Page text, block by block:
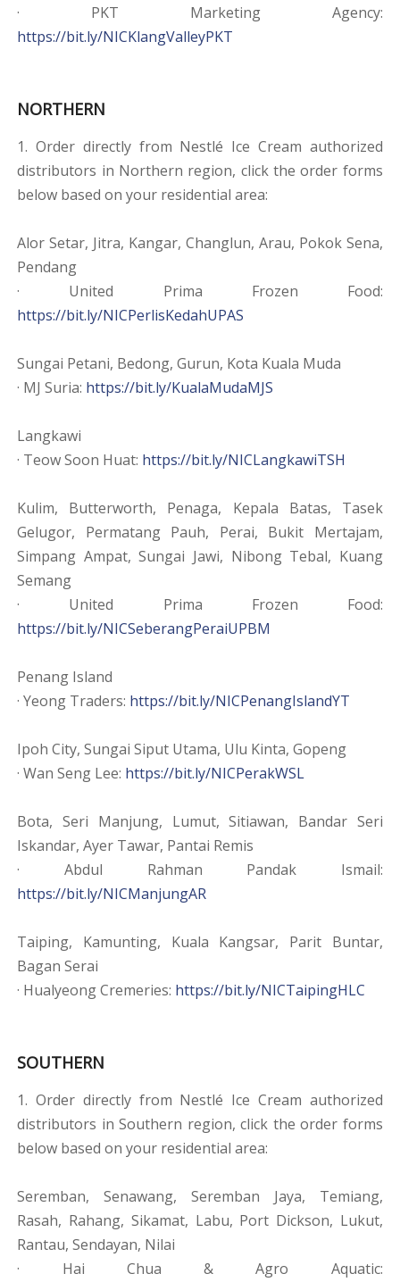
· PKT Marketing Agency:
https://bit.ly/NICKlangValleyPKT
NORTHERN
1. Order directly from Nestlé Ice Cream authorized
distributors in Northern region, click the order forms
below based on your residential area:
Alor Setar, Jitra, Kangar, Changlun, Arau, Pokok Sena,
Pendang
· United Prima Frozen Food:
https://bit.ly/NICPerlisKedahUPAS
Sungai Petani, Bedong, Gurun, Kota Kuala Muda
· MJ Suria: https://bit.ly/KualaMudaMJS
Langkawi
· Teow Soon Huat: https://bit.ly/NICLangkawiTSH
Kulim, Butterworth, Penaga, Kepala Batas, Tasek
Gelugor, Permatang Pauh, Perai, Bukit Mertajam,
Simpang Ampat, Sungai Jawi, Nibong Tebal, Kuang
Semang
· United Prima Frozen Food:
https://bit.ly/NICSeberangPeraiUPBM
Penang Island
· Yeong Traders: https://bit.ly/NICPenangIslandYT
Ipoh City, Sungai Siput Utama, Ulu Kinta, Gopeng
· Wan Seng Lee: https://bit.ly/NICPerakWSL
Bota, Seri Manjung, Lumut, Sitiawan, Bandar Seri
Iskandar, Ayer Tawar, Pantai Remis
· Abdul Rahman Pandak Ismail:
https://bit.ly/NICManjungAR
Taiping, Kamunting, Kuala Kangsar, Parit Buntar,
Bagan Serai
· Hualyeong Cremeries: https://bit.ly/NICTaipingHLC
SOUTHERN
1. Order directly from Nestlé Ice Cream authorized
distributors in Southern region, click the order forms
below based on your residential area:
Seremban, Senawang, Seremban Jaya, Temiang,
Rasah, Rahang, Sikamat, Labu, Port Dickson, Lukut,
Rantau, Sendayan, Nilai
· Hai Chua & Agro Aquatic: